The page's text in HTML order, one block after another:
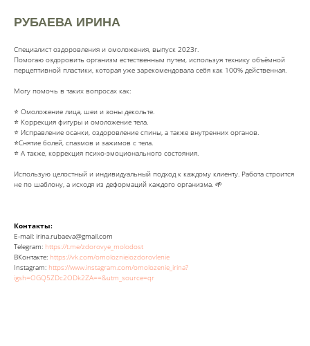
РУБАЕВА ИРИНА
Специалист оздоровления и омоложения, выпуск 2023г.
Помогаю оздоровить организм естественным путем, используя технику объёмной
перцептивной пластики, которая уже зарекомендовала себя как 100% действенная.
Могу помочь в таких вопросах как:
⭐️ Омоложение лица, шеи и зоны декольте.
⭐️ Коррекция фигуры и омоложение тела.
⭐️ Исправление осанки, оздоровление спины, а также внутренних органов.
⭐️Снятие болей, спазмов и зажимов с тела.
⭐️ А также, коррекция психо-эмоционального состояния.
Использую целостный и индивидуальный подход к каждому клиенту. Работа строится
не по шаблону, а исходя из деформаций каждого организма. 🌱
Контакты:
E-mail: irina.rubaeva@gmail.com
Telegram: https://t.me/zdorovye_molodost
ВКонтакте: https://vk.com/omoloznieiozdorovlenie
Instagram: https://www.instagram.com/omolozenie_irina?
igsh=OGQ5ZDc2ODk2ZA==&utm_source=qr